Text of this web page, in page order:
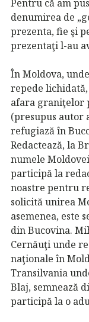
Pentru că am
denumirea de
prezenta, fie şi
prezentaţi l-au
În Moldova,
repede
afara graniţelor
(presupus autor
refugiază în
Redactează, la
numele
participă la
noastre pentru
solicită unirea
asemenea, este
din Bucovina.
Cernăuţi unde
naţionale în
Transilvania
Blaj, semnează
participă la o